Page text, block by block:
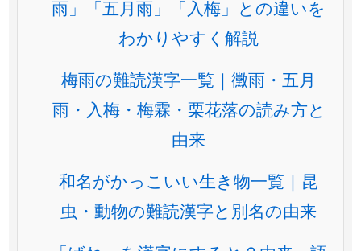
雨」「五月雨」「入梅」との違いを
わかりやすく解説
梅雨の難読漢字一覧｜黴雨・五月
雨・入梅・梅霖・栗花落の読み方と
由来
和名がかっこいい生き物一覧｜昆
虫・動物の難読漢字と別名の由来